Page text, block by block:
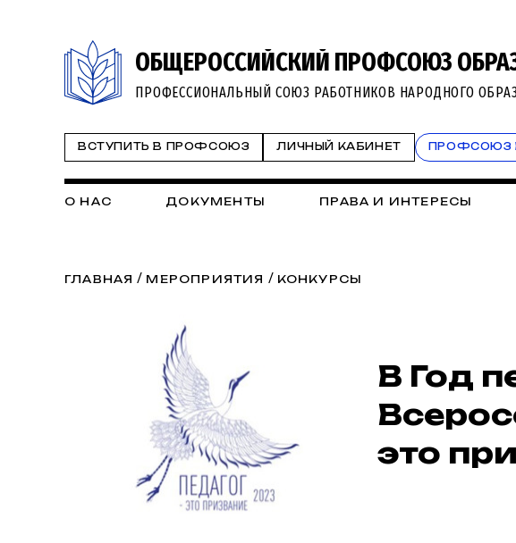
ОБЩЕРОССИЙСКИЙ ПРОФСОЮЗ
ПРОФЕССИОНАЛЬНЫЙ СОЮЗ РАБОТНИКОВ НАРОДНОГО
ВСТУПИТЬ В ПРОФСОЮЗ ЛИЧНЫЙ КАБИНЕТ ПРОФСОЮЗ
О НАС ДОКУМЕНТЫ ПРАВА И ИНТЕРЕСЫ
ГЛАВНАЯ / МЕРОПРИЯТИЯ / КОНКУРСЫ
В Год
это